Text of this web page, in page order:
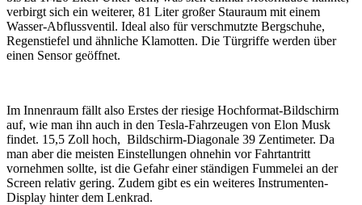
verbirgt sich ein weiterer, 81 Liter großer Stauraum mit einem
Wasser-Abflussventil. Ideal also für verschmutzte Bergschuhe,
Regenstiefel und ähnliche Klamotten. Die Türgriffe werden über
einen Sensor geöffnet.
Im Innenraum fällt also Erstes der riesige Hochformat-Bildschirm
auf, wie man ihn auch in den Tesla-Fahrzeugen von Elon Musk
findet. 15,5 Zoll hoch, Bildschirm-Diagonale 39 Zentimeter. Da
man aber die meisten Einstellungen ohnehin vor Fahrtantritt
vornehmen sollte, ist die Gefahr einer ständigen Fummelei an der
Screen relativ gering. Zudem gibt es ein weiteres Instrumenten-
Display hinter dem Lenkrad.